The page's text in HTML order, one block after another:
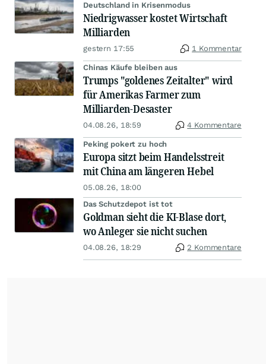
Deutschland in Krisenmodus
Niedrigwasser kostet Wirtschaft
Milliarden
gestern 17:55 1 Kommentar
Chinas Käufe bleiben aus
Trumps "goldenes Zeitalter" wird
für Amerikas Farmer zum
Milliarden-Desaster
04.08.26, 18:59 4 Kommentare
Peking pokert zu hoch
Europa sitzt beim Handelsstreit
mit China am längeren Hebel
05.08.26, 18:00
Das Schutzdepot ist tot
Goldman sieht die KI-Blase dort,
wo Anleger sie nicht suchen
04.08.26, 18:29 2 Kommentare